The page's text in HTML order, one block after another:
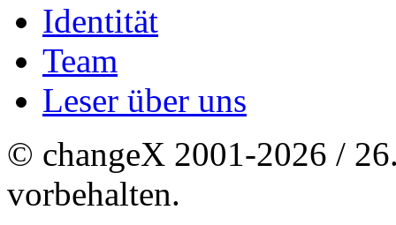
Identität
Team
Leser über uns
© changeX 2001-2026 /
vorbehalten.